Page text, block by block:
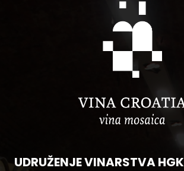
UDRUŽENJE VINARSTVA HGK